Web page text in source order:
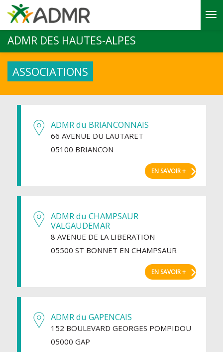
Aller au contenu principal
ADMR DES HAUTES-ALPES
ASSOCIATIONS
ADMR du BRIANCONNAIS
66 AVENUE DU LAUTARET
05100 BRIANCON
EN SAVOIR +
ADMR du CHAMPSAUR
VALGAUDEMAR
8 AVENUE DE LA LIBERATION
05500 ST BONNET EN CHAMPSAUR
EN SAVOIR +
ADMR du GAPENCAIS
152 BOULEVARD GEORGES POMPIDOU
05000 GAP